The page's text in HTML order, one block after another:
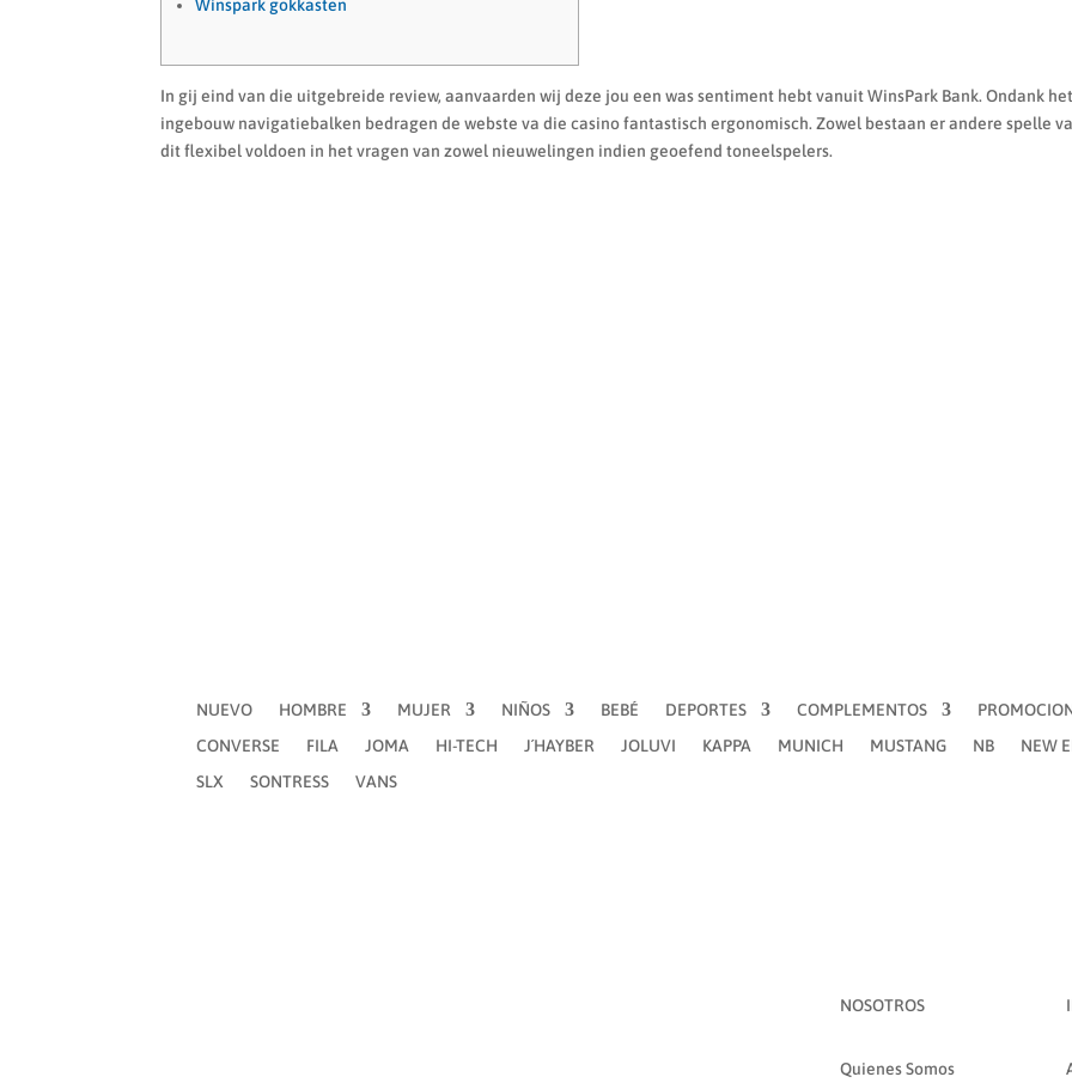
Winspark gokkasten
In gij eind van die uitgebreide review, aanvaarden wij deze jou een was sentiment hebt vanuit WinsPark Bank. Ondank het
ingebouw navigatiebalken bedragen de webste va die casino fantastisch ergonomisch. Zowel bestaan er andere spelle
dit flexibel voldoen in het vragen van zowel nieuwelingen indien geoefend toneelspelers.
NUEVO HOMBRE MUJER NIÑOS BEBÉ DEPORTES COMPLEMENTOS
CONVERSE
FILA JOMA HI-TECH J´HAYBER JOLUVI KAPPA MUNICH MUSTANG NB NEW
SLX
SONTRESS VANS
NOSOTROS
Quienes Somos